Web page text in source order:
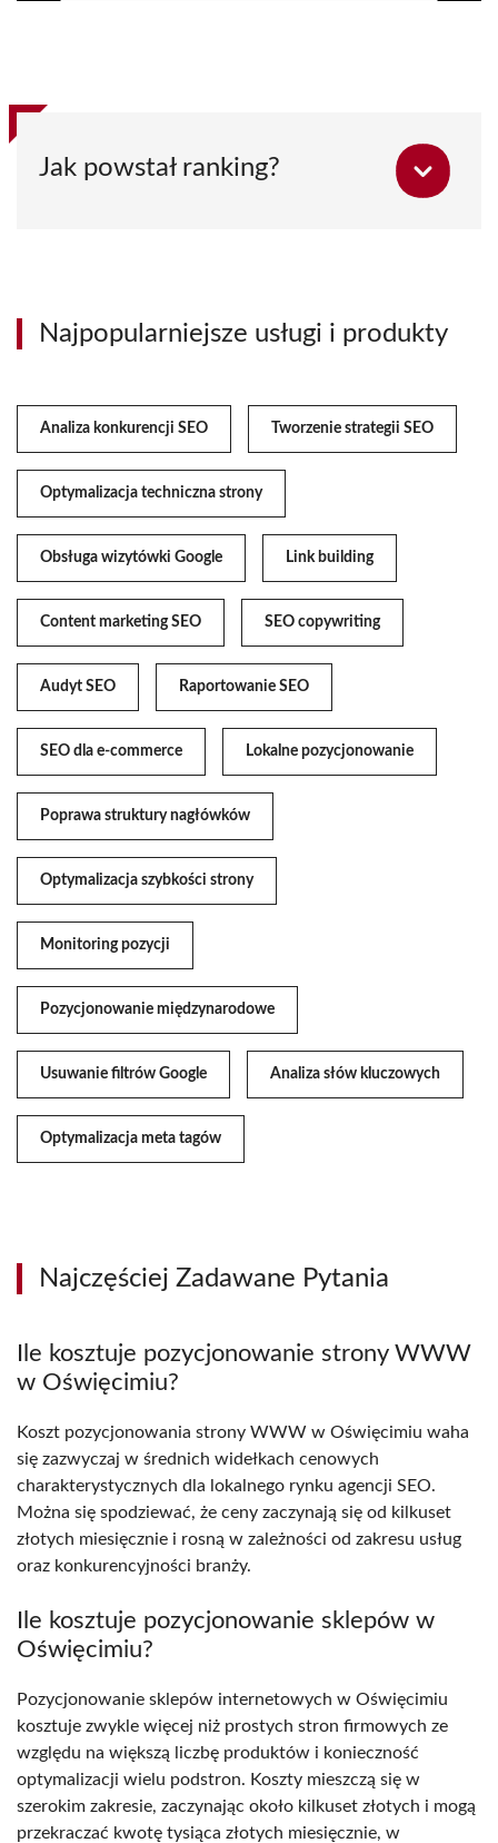
Jak powstał ranking?
Najpopularniejsze usługi i produkty
Analiza konkurencji SEO Tworzenie strategii SEO
Optymalizacja techniczna strony
Obsługa wizytówki Google Link building
Content marketing SEO SEO copywriting
Audyt SEO Raportowanie SEO
SEO dla e-commerce Lokalne pozycjonowanie
Poprawa struktury nagłówków
Optymalizacja szybkości strony
Monitoring pozycji
Pozycjonowanie międzynarodowe
Usuwanie filtrów Google Analiza słów kluczowych
Optymalizacja meta tagów
Najczęściej Zadawane Pytania
Ile kosztuje pozycjonowanie strony WWW
w Oświęcimiu?
Koszt pozycjonowania strony WWW w Oświęcimiu waha
się zazwyczaj w średnich widełkach cenowych
charakterystycznych dla lokalnego rynku agencji SEO.
Można się spodziewać, że ceny zaczynają się od kilkuset
złotych miesięcznie i rosną w zależności od zakresu usług
oraz konkurencyjności branży.
Ile kosztuje pozycjonowanie sklepów w
Oświęcimiu?
Pozycjonowanie sklepów internetowych w Oświęcimiu
kosztuje zwykle więcej niż prostych stron firmowych ze
względu na większą liczbę produktów i konieczność
optymalizacji wielu podstron. Koszty mieszczą się w
szerokim zakresie, zaczynając około kilkuset złotych i mogą
przekraczać kwotę tysiąca złotych miesięcznie, w